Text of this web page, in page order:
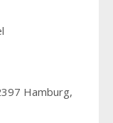
Hamburg,